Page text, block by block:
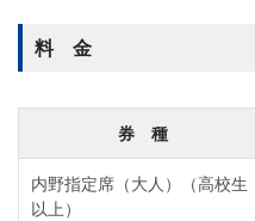
料 金
券 種
内野指定席（大人）（高校生
以上）